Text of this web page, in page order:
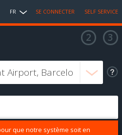
FR SE CONNECTER SELF SERVICE
que notre système soit en